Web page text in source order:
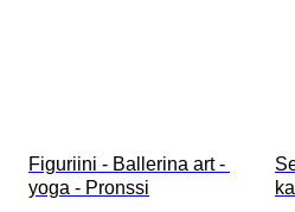
Figuriini - Ballerina art -
yoga - Pronssi